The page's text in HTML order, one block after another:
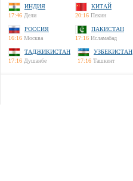
ИНДИЯ
17:46 Дели
КИТАЙ
20:16 Пекин
РОССИЯ
16:16 Москва
ПАКИСТАН
17:16 Исламабад
ТАДЖИКИСТАН
17:16 Душанбе
УЗБЕКИСТАН
17:16 Ташкент